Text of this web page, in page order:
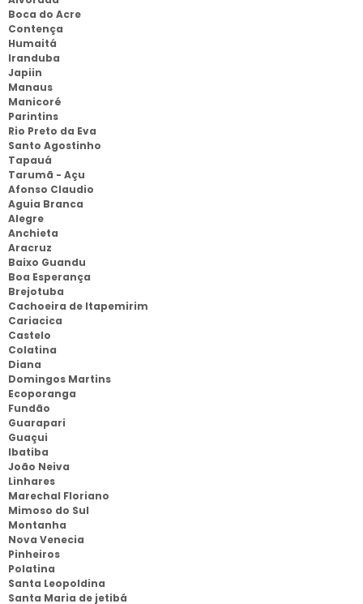
Boca do Acre
Contença
Humaitá
Iranduba
Japiin
Manaus
Manicoré
Parintins
Rio Preto da Eva
Santo Agostinho
Tapauá
Tarumã - Açu
Afonso Claudio
Aguia Branca
Alegre
Anchieta
Aracruz
Baixo Guandu
Boa Esperança
Brejotuba
Cachoeira de Itapemirim
Cariacica
Castelo
Colatina
Diana
Domingos Martins
Ecoporanga
Fundão
Guarapari
Guaçui
Ibatiba
João Neiva
Linhares
Marechal Floriano
Mimoso do Sul
Montanha
Nova Venecia
Pinheiros
Polatina
Santa Leopoldina
Santa Maria de jetibá